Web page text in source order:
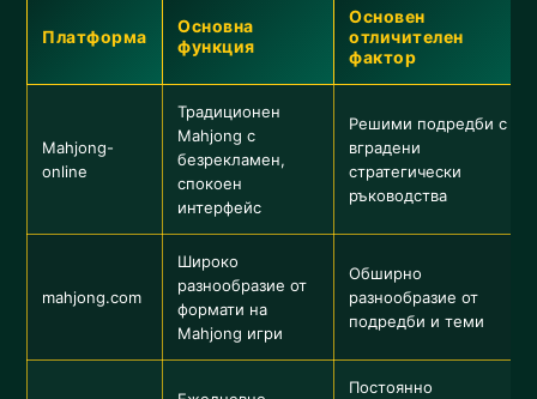
Платформа
Основна
функция
Основен
отличителен
фактор
Mahjong-
online
Традиционен
Mahjong с
безрекламен,
спокоен
интерфейс
Решими подредби с
вградени
стратегически
ръководства
mahjong.com
Широко
разнообразие от
формати на
Mahjong игри
Обширно
разнообразие от
подредби и теми
Постоянно